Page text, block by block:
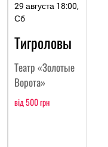
29 августа 18:00,
Сб
Тигроловы
Театр «Золотые
Ворота»
від 500 грн